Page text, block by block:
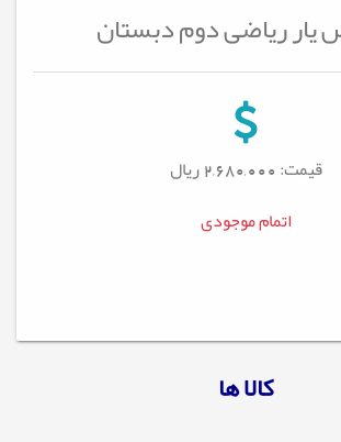
یار ریاضی دوم دبستان
قیمت: 2,680,000
ریال
اتمام موجودی
کالا ها